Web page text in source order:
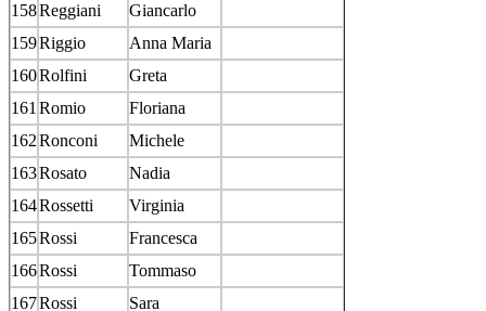
158Reggiani
Giancarlo
159Riggio
Anna Maria
160Rolfini
Greta
161 Romio
Floriana
162Ronconi
Michele
163Rosato
Nadia
164Rossetti
Virginia
165Rossi
Francesca
166Rossi
Tommaso
167Rossi
Sara